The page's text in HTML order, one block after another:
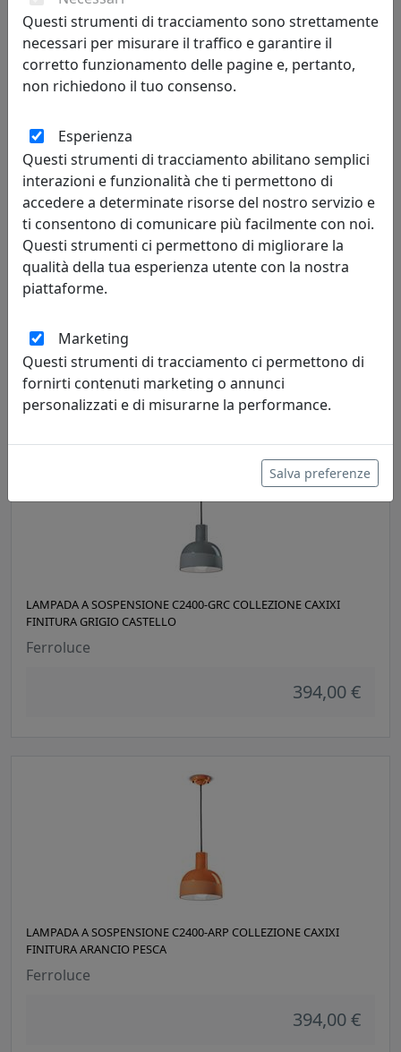
394,00 €
LAMPADA A SOSPENSIONE C2400-BIG COLLEZIONE CAXIXI
FINITURA BIANCO GREZZO
394,00 €
LAMPADA A SOSPENSIONE C2400-GRC COLLEZIONE CAXIXI
FINITURA GRIGIO CASTELLO
Ferroluce
394,00 €
LAMPADA A SOSPENSIONE C2400-ARP COLLEZIONE CAXIXI
FINITURA ARANCIO PESCA
Ferroluce
394,00 €
Questi strumenti di tracciamento sono strettamente
necessari per misurare il traffico e garantire il
corretto funzionamento delle pagine e, pertanto,
non richiedono il tuo consenso.
Esperienza
Questi strumenti di tracciamento abilitano semplici
interazioni e funzionalità che ti permettono di
accedere a determinate risorse del nostro servizio e
ti consentono di comunicare più facilmente con noi.
Questi strumenti ci permettono di migliorare la
qualità della tua esperienza utente con la nostra
piattaforme.
Marketing
Questi strumenti di tracciamento ci permettono di
fornirti contenuti marketing o annunci
personalizzati e di misurarne la performance.
Salva preferenze